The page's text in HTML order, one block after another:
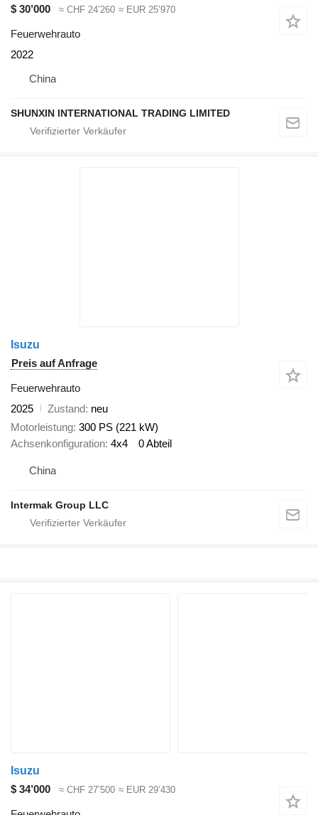
$ 30’000
≈ CHF 24’260 ≈ EUR 25’970
Feuerwehrauto
2022
China
SHUNXIN INTERNATIONAL TRADING LIMITED
Isuzu
Preis auf Anfrage
Feuerwehrauto
2025
Zustand neu
Motorleistung 300 PS (221 kW)
Achsenkonfiguration 4x4 0 Abteil
China
Intermak Group LLC
Isuzu
$ 34’000
≈ CHF 27’500 ≈ EUR 29’430